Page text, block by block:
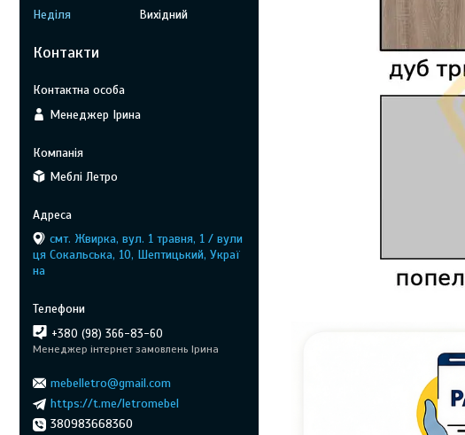
Неділя
Вихідний
Контакти
Менеджер Ірина
Меблі Летро
смт. Жвирка, вул. 1 травня, 1 / вули
ця Сокальська, 10, Шептицький, Украї
на
+380 (98) 366-83-60
Менеджер інтернет замовлень Ірина
mebelletro@gmail.com
https://t.me/letromebel
380983668360